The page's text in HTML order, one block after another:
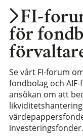
FI-
för
Se vårt FI-forum
fondbolag och
ansökan om att
investeringsfonder.